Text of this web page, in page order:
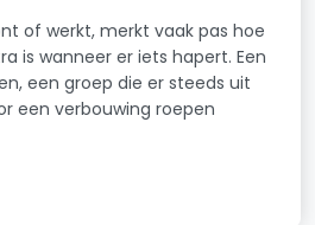
of werkt, merkt vaak pas hoe
is wanneer er iets hapert. Een
een groep die er steeds uit
een verbouwing roepen